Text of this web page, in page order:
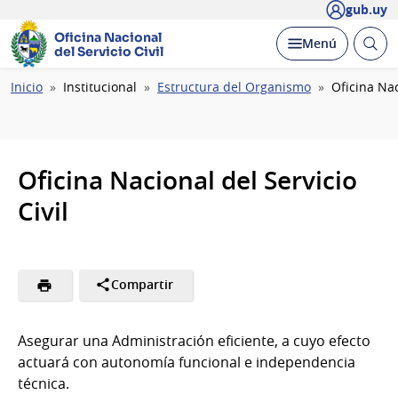
gub.uy
Oficina Nacional
del Servicio Civil
Desplegar
Menú Abrir
Ruta
Inicio Institucional Estructura del Organismo Oficina
Oficina Nacional del Servicio
Civil
Compartir
Asegurar una Administración eficiente, a cuyo efecto
actuará con autonomía funcional e independencia
técnica.